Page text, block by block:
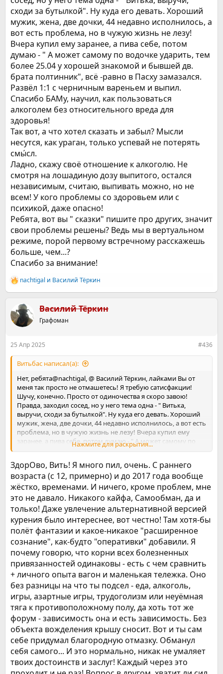
сходи за бутылкой". Ну куда его девать. Хороший
мужик, жена, две дочки, 44 недавно исполнилось, а
вот есть проблема, но в чужую жизнь не лезу!
Вчера купил ему заранее, а пива себе, потом
думаю - " А может самому по водочке ударить, тем
более 25.04 у хорошей знакомой и бывшей дв.
брата полтинник", всё -равно в Пасху замазался.
Развёл 1:1 с черничным вареньем и выпил.
Спасибо БАМу, научил, как пользоваться
алкоголем без относительного вреда для
здоровья!
Так вот, а что хотел сказать и забыл? Мысли
несутся, как ураган, только успевай не потерять
смы́сл.
Ладно, скажу своё отношение к алкоголю. Не
смотря на лошадиную дозу выпитого, остался
независимым, считаю, выпивать можно, но не
всем! У кого проблемы со здоровьем или с
психикой, даже опасно!
Ребята, вот вы " сказки" пишите про других, значит
свои проблемы решены? Ведь мы в вертуальном
режиме, порой первому встречному расскажешь
больше, чем...?
Спасибо за внимание!
Р
е
ц
и
nachtigal и Василий Тёркин
Василий Тёркин
Графоман
25 Апр 2025 #436
Витьбас написал(а):
Нет, ребята@nachtigal, @ Василий Тёркин, лайками Вы от
меня так просто не отмашетесь! Я требую сатисфакции!
Шучу, конечно. Просто от одиночества я скоро завою!
Правда, заходил сосед, но у него тема одна - " Витька,
выручи, сходи за бутылкой". Ну куда его девать. Хороший
мужик, жена, две дочки, 44 недавно исполнилось, а вот есть
проблема, но в чужую жизнь не лезу! Вчера купил ему
заранее, а пива себе, потом думаю - " А может самому по
водочке ударить, тем более 25.04 у хорошей знакомой и
Развёл 1:1 с черничным вареньем и выпил. Спасибо БАМу,
научил, как пользоваться алкоголем без относительного
вреда для здоровья!
Так вот, а что хотел сказать и забыл? Мысли несутся, как
ураган, только успевай не потерять смы́сл.
Ладно, скажу своё отношение к алкоголю. Не смотря на
лошадиную дозу выпитого, остался независимым, считаю,
выпивать можно, но не всем! У кого проблемы со
здоровьем или с психикой, даже опасно!
Ребята, вот вы " сказки" пишите про других, значит свои
проблемы решены? Ведь мы в вертуальном режиме, порой
первому встречному расскажешь больше, чем...?
Спасибо за внимание!
Нажмите для раскрытия...
ЗдорОво, Вить! Я много пил, очень. С раннего
возраста (с 12, примерно) и до 2017 года вообще
жёстко, временами. И ничего, кроме проблем, мне
это не давало. Никакого кайфа, Самообман, да и
только! Даже увлечение альтернативной версией
курения было интереснее, вот честно! Там хотя-бы
полёт фантазии и какое-никакое "расширенное
сознание", как-будто "оперативки" добавили. Я
почему говорю, что корни всех болезненных
привязанностей одинаковы - есть с чем сравнить
+ личного опыта вагон и маленькая тележка. Оно
без разницы на что ты подсел - еда, алкоголь,
игры, азартные игры, трудоголизм или неуёмная
тяга к противоположному полу, да хоть тот же
форум - зависимость она и есть зависимость. Без
объекта вожделения крышу сносит. Вот и ты сам
себе придумал благородную отмазку. Обманул
себя самого... И это нормально, никак не умаляет
твоих достоинств и заслуг! Каждый через это